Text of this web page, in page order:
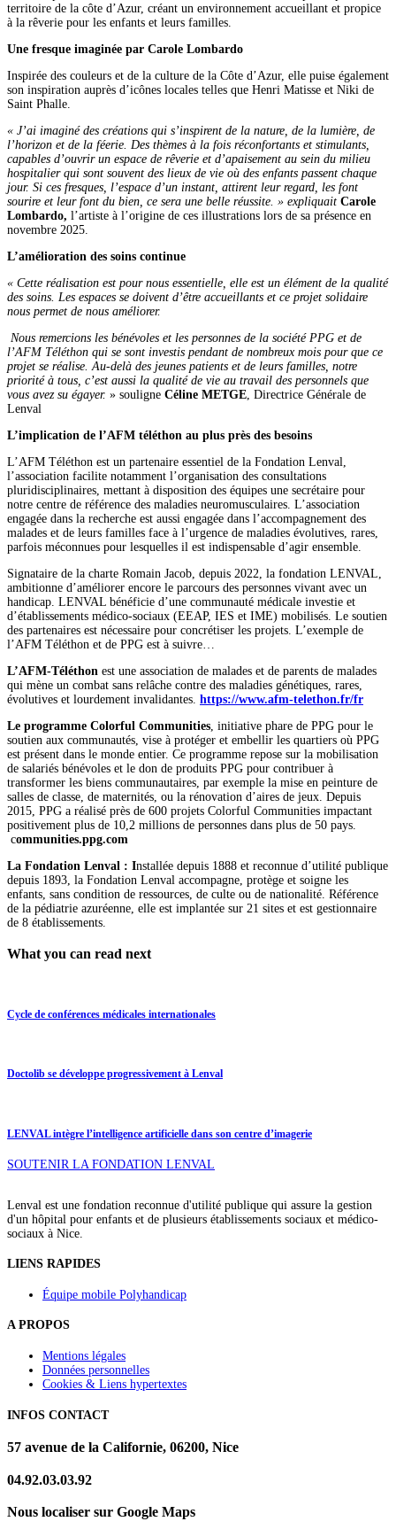
territoire de la côte d’Azur, créant un environnement accueillant et propice
à la rêverie pour les enfants et leurs familles.
Une fresque imaginée par Carole Lombardo
Inspirée des couleurs et de la culture de la Côte d’Azur, elle puise également
son inspiration auprès d’icônes locales telles que Henri Matisse et Niki de
Saint Phalle.
« J’ai imaginé des créations qui s’inspirent de la nature, de la lumière, de
l’horizon et de la féerie. Des thèmes à la fois réconfortants et stimulants,
capables d’ouvrir un espace de rêverie et d’apaisement au sein du milieu
hospitalier qui sont souvent des lieux de vie où des enfants passent chaque
jour. Si ces fresques, l’espace d’un instant, attirent leur regard, les font
sourire et leur font du bien, ce sera une belle réussite. » expliquait Carole
Lombardo, l’artiste à l’origine de ces illustrations lors de sa présence en
novembre 2025.
L’amélioration des soins continue
« Cette réalisation est pour nous essentielle, elle est un élément de la qualité
des soins. Les espaces se doivent d’être accueillants et ce projet solidaire
nous permet de nous améliorer.
Nous remercions les bénévoles et les personnes de la société PPG et de
l’AFM Téléthon qui se sont investis pendant de nombreux mois pour que ce
projet se réalise. Au-delà des jeunes patients et de leurs familles, notre
priorité à tous, c’est aussi la qualité de vie au travail des personnels que
vous avez su égayer. » souligne Céline METGE, Directrice Générale de
Lenval
L’implication de l’AFM téléthon au plus près des besoins
L’AFM Téléthon est un partenaire essentiel de la Fondation Lenval,
l’association facilite notamment l’organisation des consultations
pluridisciplinaires, mettant à disposition des équipes une secrétaire pour
notre centre de référence des maladies neuromusculaires. L’association
engagée dans la recherche est aussi engagée dans l’accompagnement des
malades et de leurs familles face à l’urgence de maladies évolutives, rares,
parfois méconnues pour lesquelles il est indispensable d’agir ensemble.
Signataire de la charte Romain Jacob, depuis 2022, la fondation LENVAL,
ambitionne d’améliorer encore le parcours des personnes vivant avec un
handicap. LENVAL bénéficie d’une communauté médicale investie et
d’établissements médico-sociaux (EEAP, IES et IME) mobilisés. Le soutien
des partenaires est nécessaire pour concrétiser les projets. L’exemple de
l’AFM Téléthon et de PPG est à suivre…
L’AFM-Téléthon est une association de malades et de parents de malades
qui mène un combat sans relâche contre des maladies génétiques, rares,
évolutives et lourdement invalidantes. https://www.afm-telethon.fr/fr
Le programme Colorful Communities, initiative phare de PPG pour le
soutien aux communautés, vise à protéger et embellir les quartiers où PPG
est présent dans le monde entier. Ce programme repose sur la mobilisation
de salariés bénévoles et le don de produits PPG pour contribuer à
transformer les biens communautaires, par exemple la mise en peinture de
salles de classe, de maternités, ou la rénovation d’aires de jeux. Depuis
2015, PPG a réalisé près de 600 projets Colorful Communities impactant
positivement plus de 10,2 millions de personnes dans plus de 50 pays.
communities.ppg.com
La Fondation Lenval : Installée depuis 1888 et reconnue d’utilité publique
depuis 1893, la Fondation Lenval accompagne, protège et soigne les
enfants, sans condition de ressources, de culte ou de nationalité. Référence
de la pédiatrie azuréenne, elle est implantée sur 21 sites et est gestionnaire
de 8 établissements.
What you can read next
Cycle de conférences médicales internationales
Doctolib se développe progressivement à Lenval
LENVAL intègre l’intelligence artificielle dans son centre d’imagerie
SOUTENIR LA FONDATION LENVAL
Lenval est une fondation reconnue d'utilité publique qui assure la gestion
d'un hôpital pour enfants et de plusieurs établissements sociaux et médico-
sociaux à Nice.
LIENS RAPIDES
Équipe mobile Polyhandicap
A PROPOS
Mentions légales
Données personnelles
Cookies & Liens hypertextes
INFOS CONTACT
57 avenue de la Californie, 06200, Nice
04.92.03.03.92
Nous localiser sur Google Maps